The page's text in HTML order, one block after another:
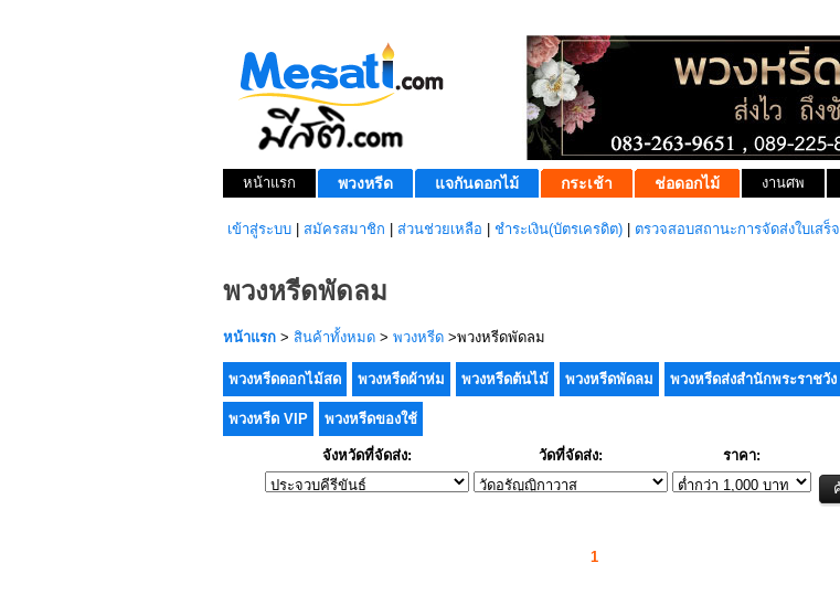
หน้าแรก พวงหรีด แจกันดอกไม้ กระเช้า ช่อดอกไม้ งานศพ
เข้าสู่ระบบ สมัครสมาชิก ส่วนช่วยเหลือ ชำระเงิน(บัตรเครดิต) ตรวจสอบสถานะการจัดส่งใบเสร็จ
พวงหรีดพัดลม
หน้าแรก > สินค้าทั้งหมด > พวงหรีด >พวงหรีดพัดลม
พวงหรีดดอกไม้สด พวงหรีดผ้าห่ม พวงหรีดต้นไม้ พวงหรีดพัดลม พวงหรีดส่งสำนักพระราชวัง
พวงหรีด VIP พวงหรีดของใช้
จังหวัดที่จัดส่ง: วัดที่จัดส่ง: ราคา:
1